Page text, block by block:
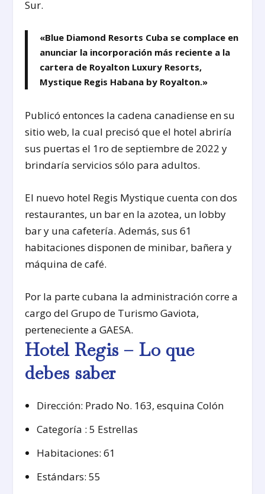
Sur.
«Blue Diamond Resorts Cuba se complace en
anunciar la incorporación más reciente a la
cartera de Royalton Luxury Resorts,
Mystique Regis Habana by Royalton.»
Publicó entonces la cadena canadiense en su
sitio web, la cual precisó que el hotel abriría
sus puertas el 1ro de septiembre de 2022 y
brindaría servicios sólo para adultos.
El nuevo hotel Regis Mystique cuenta con dos
restaurantes, un bar en la azotea, un lobby
bar y una cafetería. Además, sus 61
habitaciones disponen de minibar, bañera y
máquina de café.
Por la parte cubana la administración corre a
cargo del Grupo de Turismo Gaviota,
perteneciente a GAESA.
Hotel Regis – Lo que
debes saber
Dirección: Prado No. 163, esquina Colón
Categoría : 5 Estrellas
Habitaciones: 61
Estándars: 55